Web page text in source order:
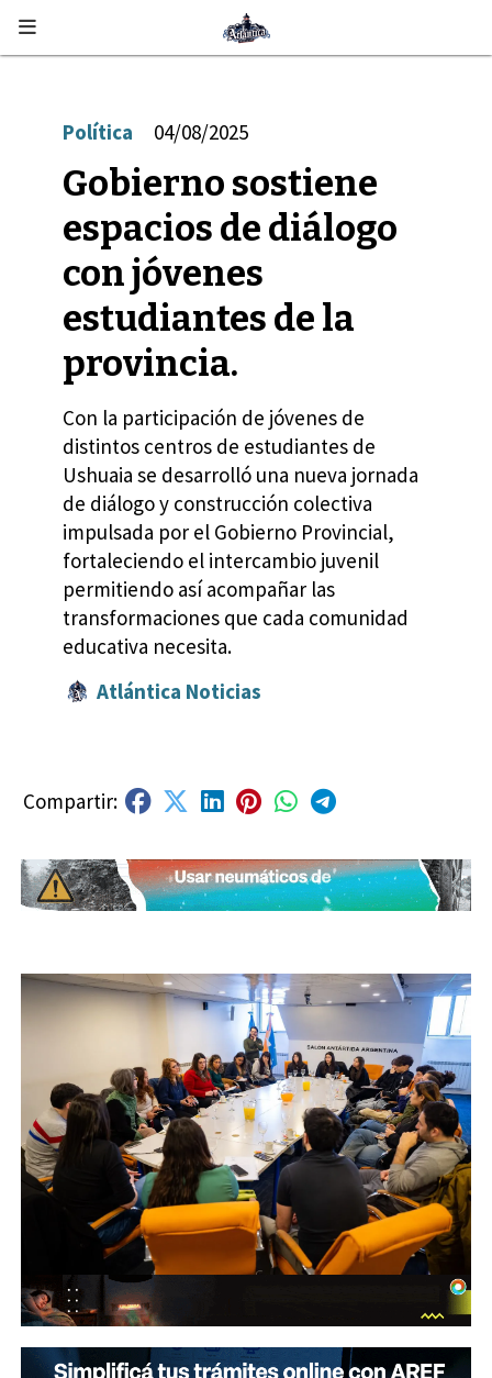
Gobierno sostiene
espacios de diálogo
con jóvenes
estudiantes de la
provincia.
Con la participación de jóvenes de
distintos centros de estudiantes de
Ushuaia se desarrolló una nueva jornada
de diálogo y construcción colectiva
impulsada por el Gobierno Provincial,
fortaleciendo el intercambio juvenil
permitiendo así acompañar las
transformaciones que cada comunidad
educativa necesita.
Política 04/08/2025
Atlántica Noticias